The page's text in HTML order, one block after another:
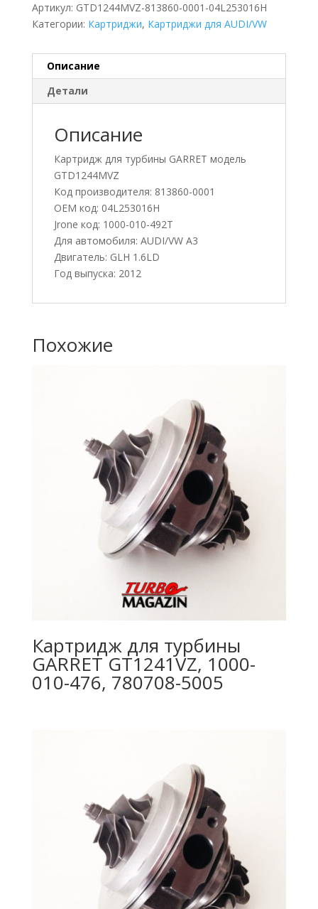
Артикул: GTD1244MVZ-813860-0001-04L253016H
Категории: Картриджи, Картриджи для AUDI/VW
Описание
Детали
Описание
Картридж для турбины GARRET модель
GTD1244MVZ
Код производителя: 813860-0001
OEM код: 04L253016H
Jrone код: 1000-010-492T
Для автомобиля: AUDI/VW A3
Двигатель: GLH 1.6LD
Год выпуска: 2012
Похожие
Картридж для турбины
GARRET GT1241VZ, 1000-
010-476, 780708-5005